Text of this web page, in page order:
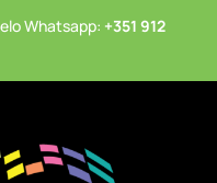
Whatsapp: +351 912